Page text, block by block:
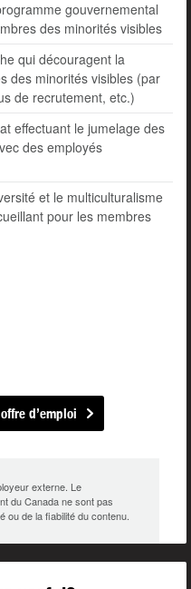
gouvernemental
des minorités visibles
qui découragent la
des minorités visibles (par
de recrutement, etc.)
effectuant le jumelage des
des employés
et le multiculturalisme
pour les membres
d’emploi
externe. Le
du Canada ne sont pas
ou de la fiabilité du contenu.